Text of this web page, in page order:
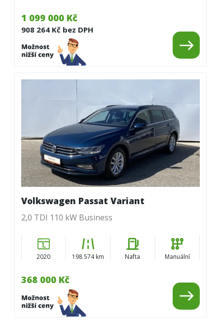
1 099 000 Kč
908 264 Kč bez DPH
368 000 Kč
Volkswagen Passat Variant
2,0 TDI 110 kW Business
2020 198 574 km Nafta Manuální